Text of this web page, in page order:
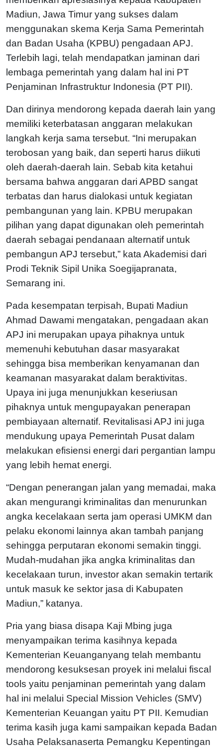
Madiun, Jawa Timur yang sukses dalam
menggunakan skema Kerja Sama Pemerintah
dan Badan Usaha (KPBU) pengadaan APJ.
Terlebih lagi, telah mendapatkan jaminan dari
lembaga pemerintah yang dalam hal ini PT
Penjaminan Infrastruktur Indonesia (PT PII).
Dan dirinya mendorong kepada daerah lain yang
memiliki keterbatasan anggaran melakukan
langkah kerja sama tersebut. “Ini merupakan
terobosan yang baik, dan seperti harus diikuti
oleh daerah-daerah lain. Sebab kita ketahui
bersama bahwa anggaran dari APBD sangat
terbatas dan harus dialokasi untuk kegiatan
pembangunan yang lain. KPBU merupakan
pilihan yang dapat digunakan oleh pemerintah
daerah sebagai pendanaan alternatif untuk
pembangun APJ tersebut,” kata Akademisi dari
Prodi Teknik Sipil Unika Soegijapranata,
Semarang ini.
Pada kesempatan terpisah, Bupati Madiun
Ahmad Dawami mengatakan, pengadaan akan
APJ ini merupakan upaya pihaknya untuk
memenuhi kebutuhan dasar masyarakat
sehingga bisa memberikan kenyamanan dan
keamanan masyarakat dalam beraktivitas.
Upaya ini juga menunjukkan keseriusan
pihaknya untuk mengupayakan penerapan
pembiayaan alternatif. Revitalisasi APJ ini juga
mendukung upaya Pemerintah Pusat dalam
melakukan efisiensi energi dari pergantian lampu
yang lebih hemat energi.
“Dengan penerangan jalan yang memadai, maka
akan mengurangi kriminalitas dan menurunkan
angka kecelakaan serta jam operasi UMKM dan
pelaku ekonomi lainnya akan tambah panjang
sehingga perputaran ekonomi semakin tinggi.
Mudah-mudahan jika angka kriminalitas dan
kecelakaan turun, investor akan semakin tertarik
untuk masuk ke sektor jasa di Kabupaten
Madiun,” katanya.
Pria yang biasa disapa Kaji Mbing juga
menyampaikan terima kasihnya kepada
Kementerian Keuanganyang telah membantu
mendorong kesuksesan proyek ini melalui fiscal
tools yaitu penjaminan pemerintah yang dalam
hal ini melalui Special Mission Vehicles (SMV)
Kementerian Keuangan yaitu PT PII. Kemudian
terima kasih juga kami sampaikan kepada Badan
Usaha Pelaksanaserta Pemangku Kepentingan